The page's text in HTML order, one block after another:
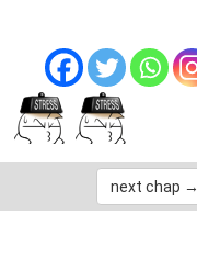
next chap →